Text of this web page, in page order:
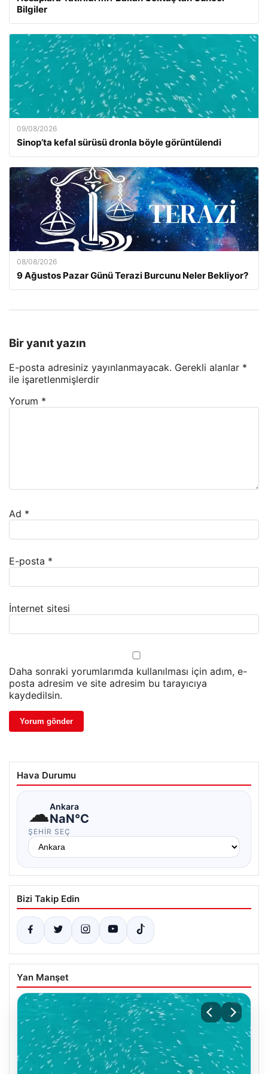
Bilgiler
09/08/2026
Sinop’ta kefal sürüsü dronla böyle görüntülendi
08/08/2026
9 Ağustos Pazar Günü Terazi Burcunu Neler Bekliyor?
Bir yanıt yazın
E-posta adresiniz yayınlanmayacak. Gerekli alanlar *
ile işaretlenmişlerdir
Yorum *
Ad *
E-posta *
İnternet sitesi
Daha sonraki yorumlarımda kullanılması için adım, e-
posta adresim ve site adresim bu tarayıcıya
kaydedilsin.
Hava Durumu
☁Ankara
NaN°C
ŞEHIR SEÇ
Bizi Takip Edin
Yan Manşet